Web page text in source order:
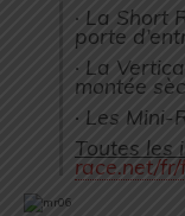
· La Short
porte
· La
montée
· Les Mini-
Toutes les
race.net/